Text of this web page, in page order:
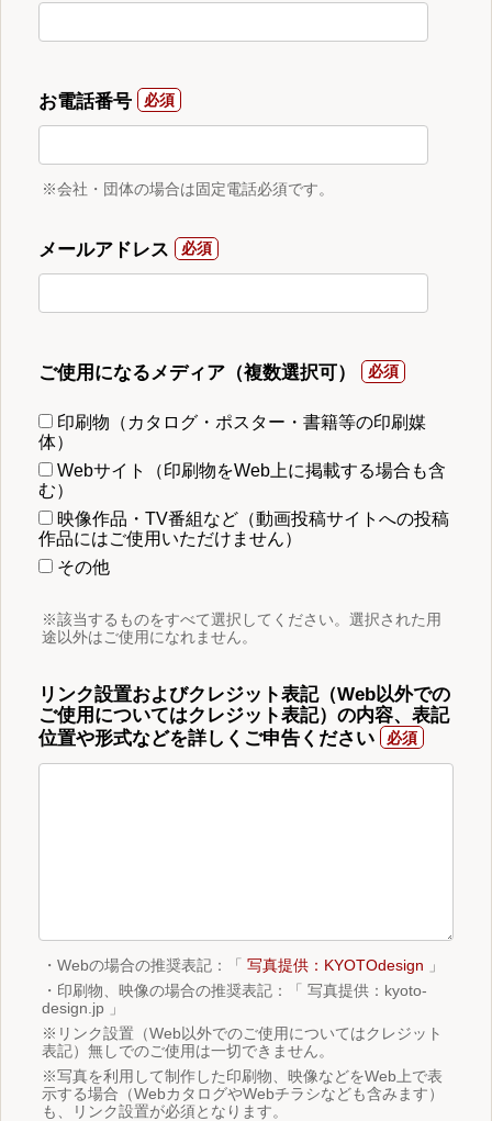
お電話番号
※会社・団体の場合は固定電話必須です。
メールアドレス
ご使用になるメディア（複数選択可）
印刷物（カタログ・ポスター・書籍等の印刷媒
体）
Webサイト（印刷物をWeb上に掲載する場合も含
む）
映像作品・TV番組など（動画投稿サイトへの投稿
作品にはご使用いただけません）
その他
※該当するものをすべて選択してください。選択された用
途以外はご使用になれません。
リンク設置およびクレジット表記（Web以外での
ご使用についてはクレジット表記）の内容、表記
位置や形式などを詳しくご申告ください
・Webの場合の推奨表記：「 写真提供：KYOTOdesign 」
・印刷物、映像の場合の推奨表記：「 写真提供：kyoto-
design.jp 」
※リンク設置（Web以外でのご使用についてはクレジット
表記）無しでのご使用は一切できません。
※写真を利用して制作した印刷物、映像などをWeb上で表
示する場合（WebカタログやWebチラシなども含みます）
も、リンク設置が必須となります。